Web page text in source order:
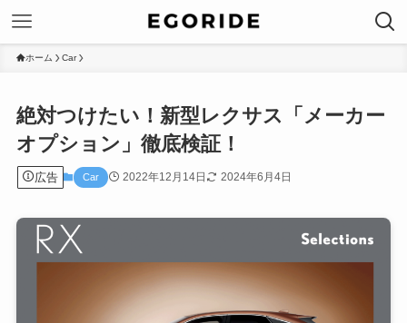
ホーム Car
絶対つけたい！新型レクサス「メーカー
オプション」徹底検証！
広告 Car 2022年12月14日 2024年6月4日